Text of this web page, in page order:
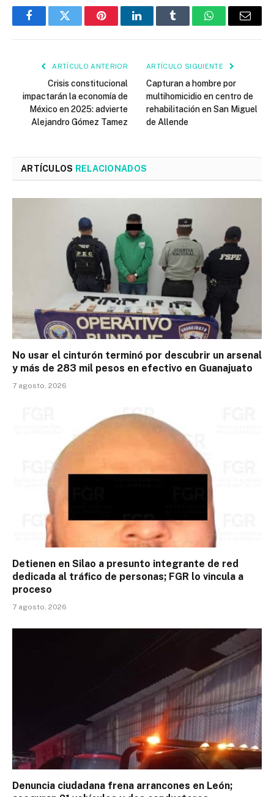
FacebookTwitter PinterestLinkedInTumblr WhatsAppEmail
ARTÍCULO ANTERIOR
Crisis constitucional
impactarán la economía de
México en 2025: advierte
Alejandro Gómez Tamez
ARTÍCULO SIGUIENTE
Capturan a hombre por
multihomicidio en centro de
rehabilitación en San Miguel
de Allende
ARTÍCULOS RELACIONADOS
No usar el cinturón terminó por descubrir un arsenal
y más de 283 mil pesos en efectivo en Guanajuato
7 agosto, 2026
Detienen en Silao a presunto integrante de red
dedicada al tráfico de personas; FGR lo vincula a
proceso
7 agosto, 2026
Denuncia ciudadana frena arrancones en León;